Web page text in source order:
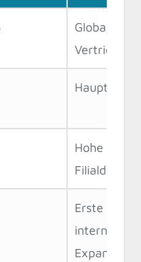
Globaler
Vertrieb
Hauptmarkt
Hohe
Filialdichte
Erste
Expansion